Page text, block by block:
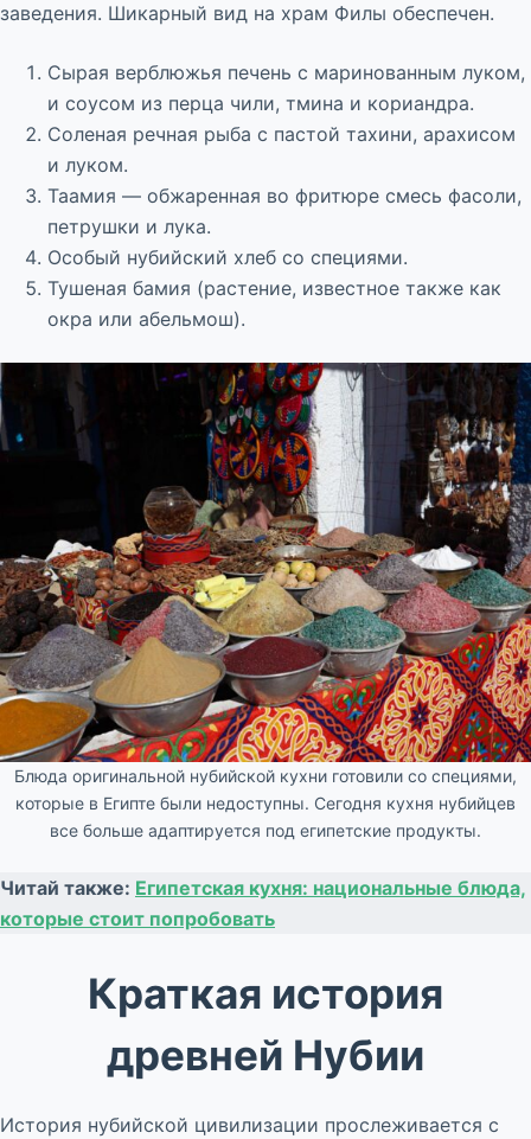
заведения. Шикарный вид на храм Филы обеспечен.
Сырая верблюжья печень с маринованным луком,
и соусом из перца чили, тмина и кориандра.
Соленая речная рыба с пастой тахини, арахисом
и луком.
Таамия — обжаренная во фритюре смесь фасоли,
петрушки и лука.
Особый нубийский хлеб со специями.
Тушеная бамия (растение, известное также как
окра или абельмош).
Блюда оригинальной нубийской кухни готовили со специями,
которые в Египте были недоступны. Сегодня кухня нубийцев
все больше адаптируется под египетские продукты.
Читай также: Египетская кухня: национальные блюда,
которые стоит попробовать
Краткая история
древней Нубии
История нубийской цивилизации прослеживается с